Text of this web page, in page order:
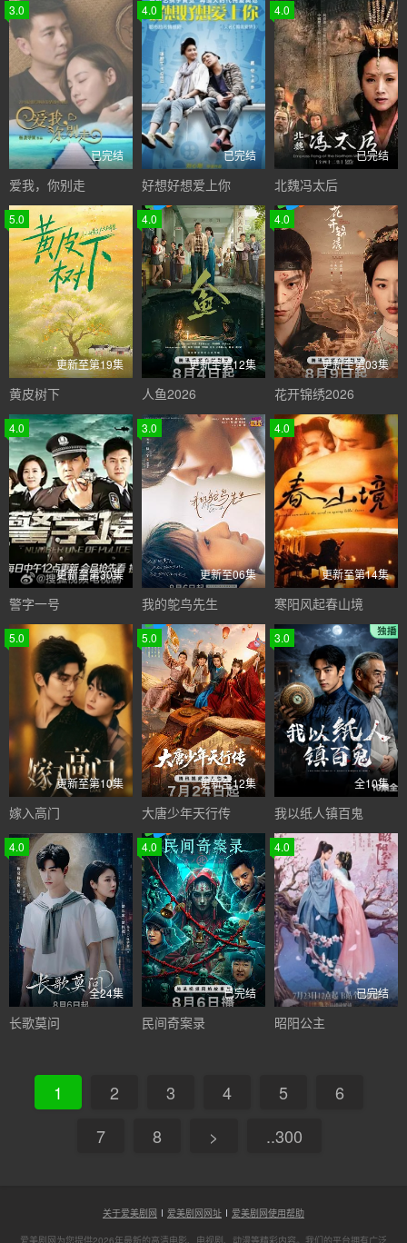
3.0
已完结
爱我，你别走
4.0
已完结
好想好想爱上你
4.0
已完结
北魏冯太后
5.0
更新至第19集
黄皮树下
4.0
更新至第12集
人鱼2026
4.0
更新至第03集
花开锦绣2026
4.0
更新至第30集
警字一号
3.0
更新至06集
我的鸵鸟先生
4.0
更新至第14集
寒阳风起春山境
5.0
更新至第10集
嫁入高门
5.0
更新至12集
大唐少年天行传
3.0
全10集
我以纸人镇百鬼
4.0
全24集
长歌莫问
4.0
已完结
民间奇案录
4.0
已完结
昭阳公主
1 2 3 4 5
6
7
8 > ..300
关于爱美剧网 爱美剧网网址 爱美剧网使用帮助
爱美剧网为您提供2026年最新的高清电影、电视剧、动漫等精彩内容。我们的平台拥有广泛